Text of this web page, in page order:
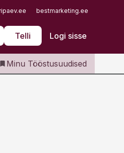
bestmarketing.ee
Telli Logi sisse
Iseteenindus
Tööstusuudised
Minu Tööstusuudised